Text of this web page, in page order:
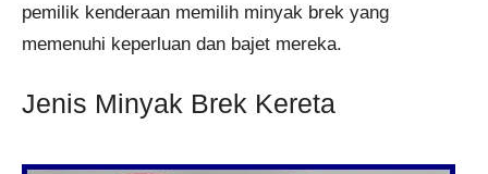
pemilik kenderaan memilih minyak brek yang
memenuhi keperluan dan bajet mereka.
Jenis Minyak Brek Kereta